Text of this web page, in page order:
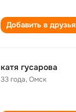
Добавить в друзья
катя гусарова
33 года,Омск